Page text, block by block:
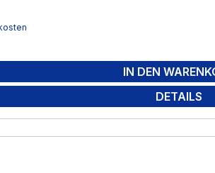
IN DEN
DETAILS